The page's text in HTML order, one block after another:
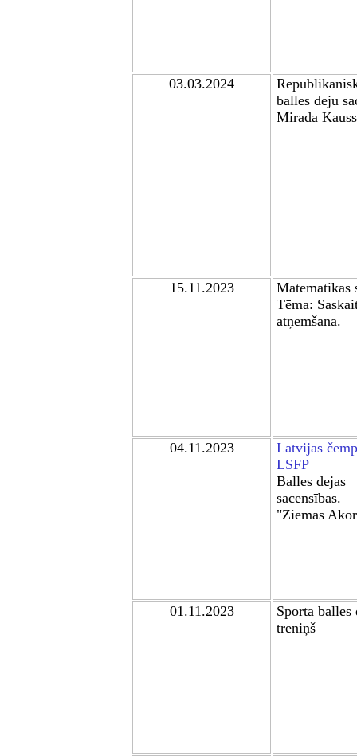
03.03.2024
balles deju
Mirada
15.11.2023
Matemātikas
Tēma:
atņemšana.
04.11.2023
Latvijas
LSFP
Balles dejas
sacensības.
"Ziemas
01.11.2023
Sporta balles
treniņš